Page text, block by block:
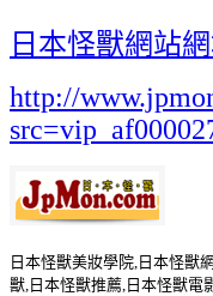
日本怪獸網站
http://
日本怪獸美妝學院,日本怪獸
獸,日本怪獸推薦,日本怪獸電